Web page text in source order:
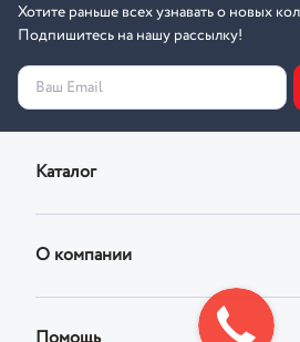
Хотите раньше всех узнавать о новых
Подпишитесь на нашу рассылку!
Ваш Email
Каталог
Кресла
О компании